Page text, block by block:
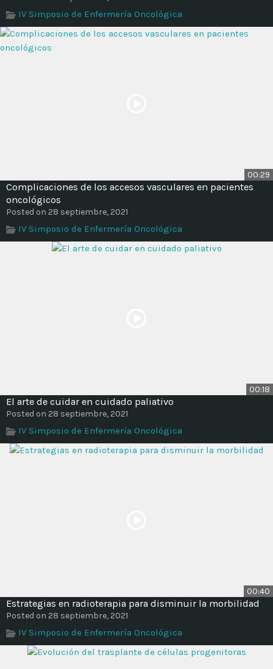
Time
IV Simposio de Enfermería Oncológica
00:29
Complicaciones de los accesos vasculares en pacientes
oncológicos
Posted on 28 septiembre, 2021
IV Simposio de Enfermería Oncológica
00:18
El arte de cuidar en cuidado paliativo
Posted on 28 septiembre, 2021
IV Simposio de Enfermería Oncológica
00:40
Estrategias en radioterapia para disminuir la morbilidad
Posted on 28 septiembre, 2021
IV Simposio de Enfermería Oncológica